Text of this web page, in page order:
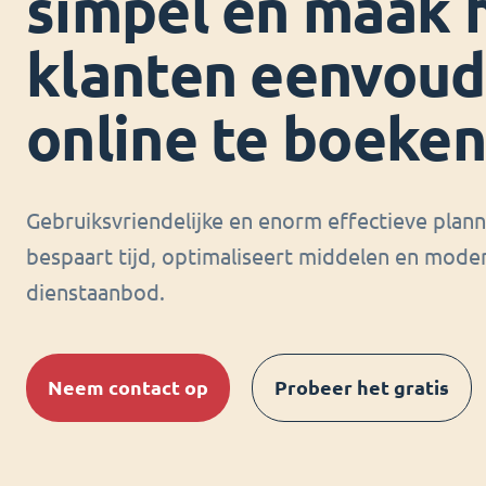
klanten
online te
Gebruiksvriendelijke en enorm effectieve
bespaart tijd, optimaliseert middelen en
dienstaanbod.
Neem contact op Probeer het gratis